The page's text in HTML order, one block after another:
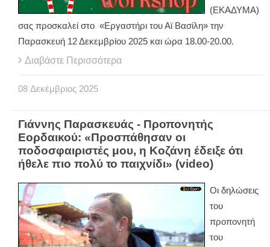
(ΕΚΑΔΥΜΑ)
σας προσκαλεί στο «Εργαστήρι του Αϊ Βασίλη» την
Παρασκευή 12 Δεκεμβρίου 2025 και ώρα 18.00-20.00.
Διαβάστε Περισσότερα
08 Δεκέμβριος 2025
Γιάννης Παρασκευάς - Προπονητής
Εορδαικού: «Προσπάθησαν οι
ποδοσφαιριστές μου, η Κοζάνη έδειξε ότι
ήθελε πιο πολύ το παιχνίδι» (video)
Οι δηλώσεις
του
προπονητή
του